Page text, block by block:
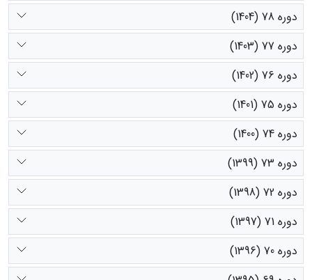
دوره 78 (1404)
دوره 77 (1403)
دوره 76 (1402)
دوره 75 (1401)
دوره 74 (1400)
دوره 73 (1399)
دوره 72 (1398)
دوره 71 (1397)
دوره 70 (1396)